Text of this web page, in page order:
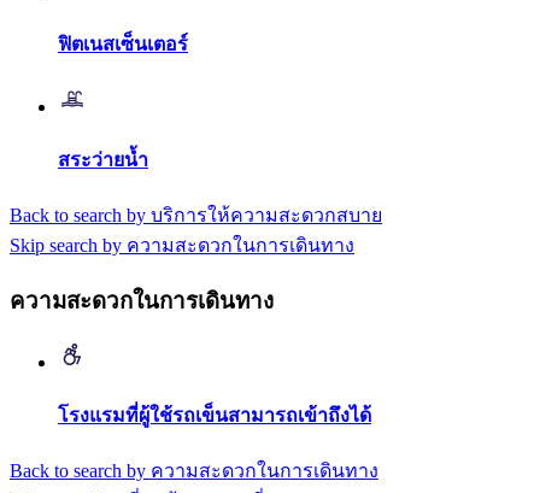
ฟิตเนสเซ็นเตอร์
สระว่ายน้ำ
Back to search by บริการให้ความสะดวกสบาย
Skip search by ความสะดวกในการเดินทาง
ความสะดวกในการเดินทาง
โรงแรมที่ผู้ใช้รถเข็นสามารถเข้าถึงได้
Back to search by ความสะดวกในการเดินทาง